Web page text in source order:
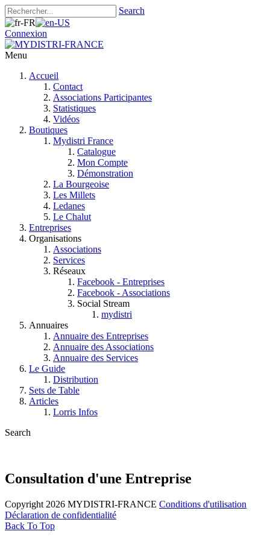
Search
Connexion
Menu
Accueil
Contact
Associations Participantes
Statistiques
Vidéos
Boutiques
Mydistri France
Catalogue
Mon Compte
Démonstration
La Bourgeoise
Les Millets
Ledanes
Le Chalut
Entreprises
Organisations
Associations
Services
Réseaux
Facebook - Entreprises
Facebook - Associations
Social Stream
mydistri
Annuaires
Annuaire des Entreprises
Annuaire des Associations
Annuaire des Services
Le Guide
Distribution
Sets de Table
Articles
Lorris Infos
Search
Consultation d'une Entreprise
Copyright 2026 MYDISTRI-FRANCE Conditions d'utilisation
Déclaration de confidentialité
Back To Top